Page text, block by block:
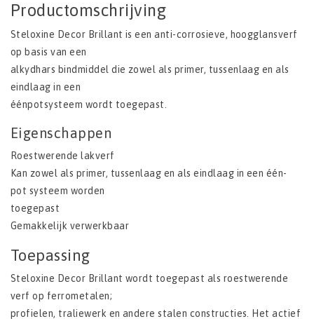
Productomschrijving
Steloxine Decor Brillant is een anti-corrosieve, hoogglansverf
op basis van een
alkydhars bindmiddel die zowel als primer, tussenlaag en als
eindlaag in een
éénpotsysteem wordt toegepast.
Eigenschappen
Roestwerende lakverf
Kan zowel als primer, tussenlaag en als eindlaag in een één-
pot systeem worden
toegepast
Gemakkelijk verwerkbaar
Toepassing
Steloxine Decor Brillant wordt toegepast als roestwerende
verf op ferrometalen;
profielen, traliewerk en andere stalen constructies. Het actief